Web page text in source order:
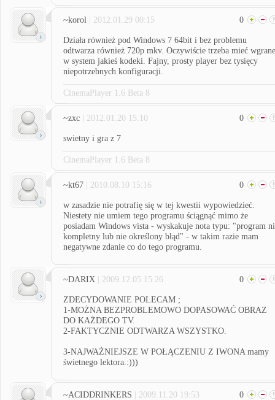
~korol | 2012.01.29 00:15 0
Działa również pod Windows 7 64bit i bez problemu
odtwarza również 720p mkv. Oczywiście trzeba mieć wgrane
w system jakieś kodeki. Fajny, prosty player bez tysięcy
niepotrzebnych konfiguracji.
CinemaPlayer 1.6 Beta 8
~zxc | 2012.01.20 15:10 0
swietny i gra z 7
CinemaPlayer 1.6 Beta 8
~kt67 | 2010.08.10 15:16 0
w zasadzie nie potrafię się w tej kwestii wypowiedzieć.
Niestety nie umiem tego programu ściągnąć mimo że
posiadam Windows vista - wyskakuje nota typu: "program
kompletny lub nie określony błąd" - w takim razie mam
negatywne zdanie co do tego programu.
~DARIX | 2009.12.05 15:26 0
ZDECYDOWANIE POLECAM ;
1-MOŻNA BEZPROBLEMOWO DOPASOWAĆ OBRAZ
DO KAŻDEGO TV.
2-FAKTYCZNIE ODTWARZA WSZYSTKO.
3-NAJWAŻNIEJSZE W POŁĄCZENIU Z IWONA mamy
świetnego lektora.:)))
~ACIDDRINKERS | 2009.11.20 19:53 0